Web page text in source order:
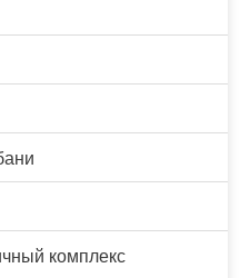
комплекс